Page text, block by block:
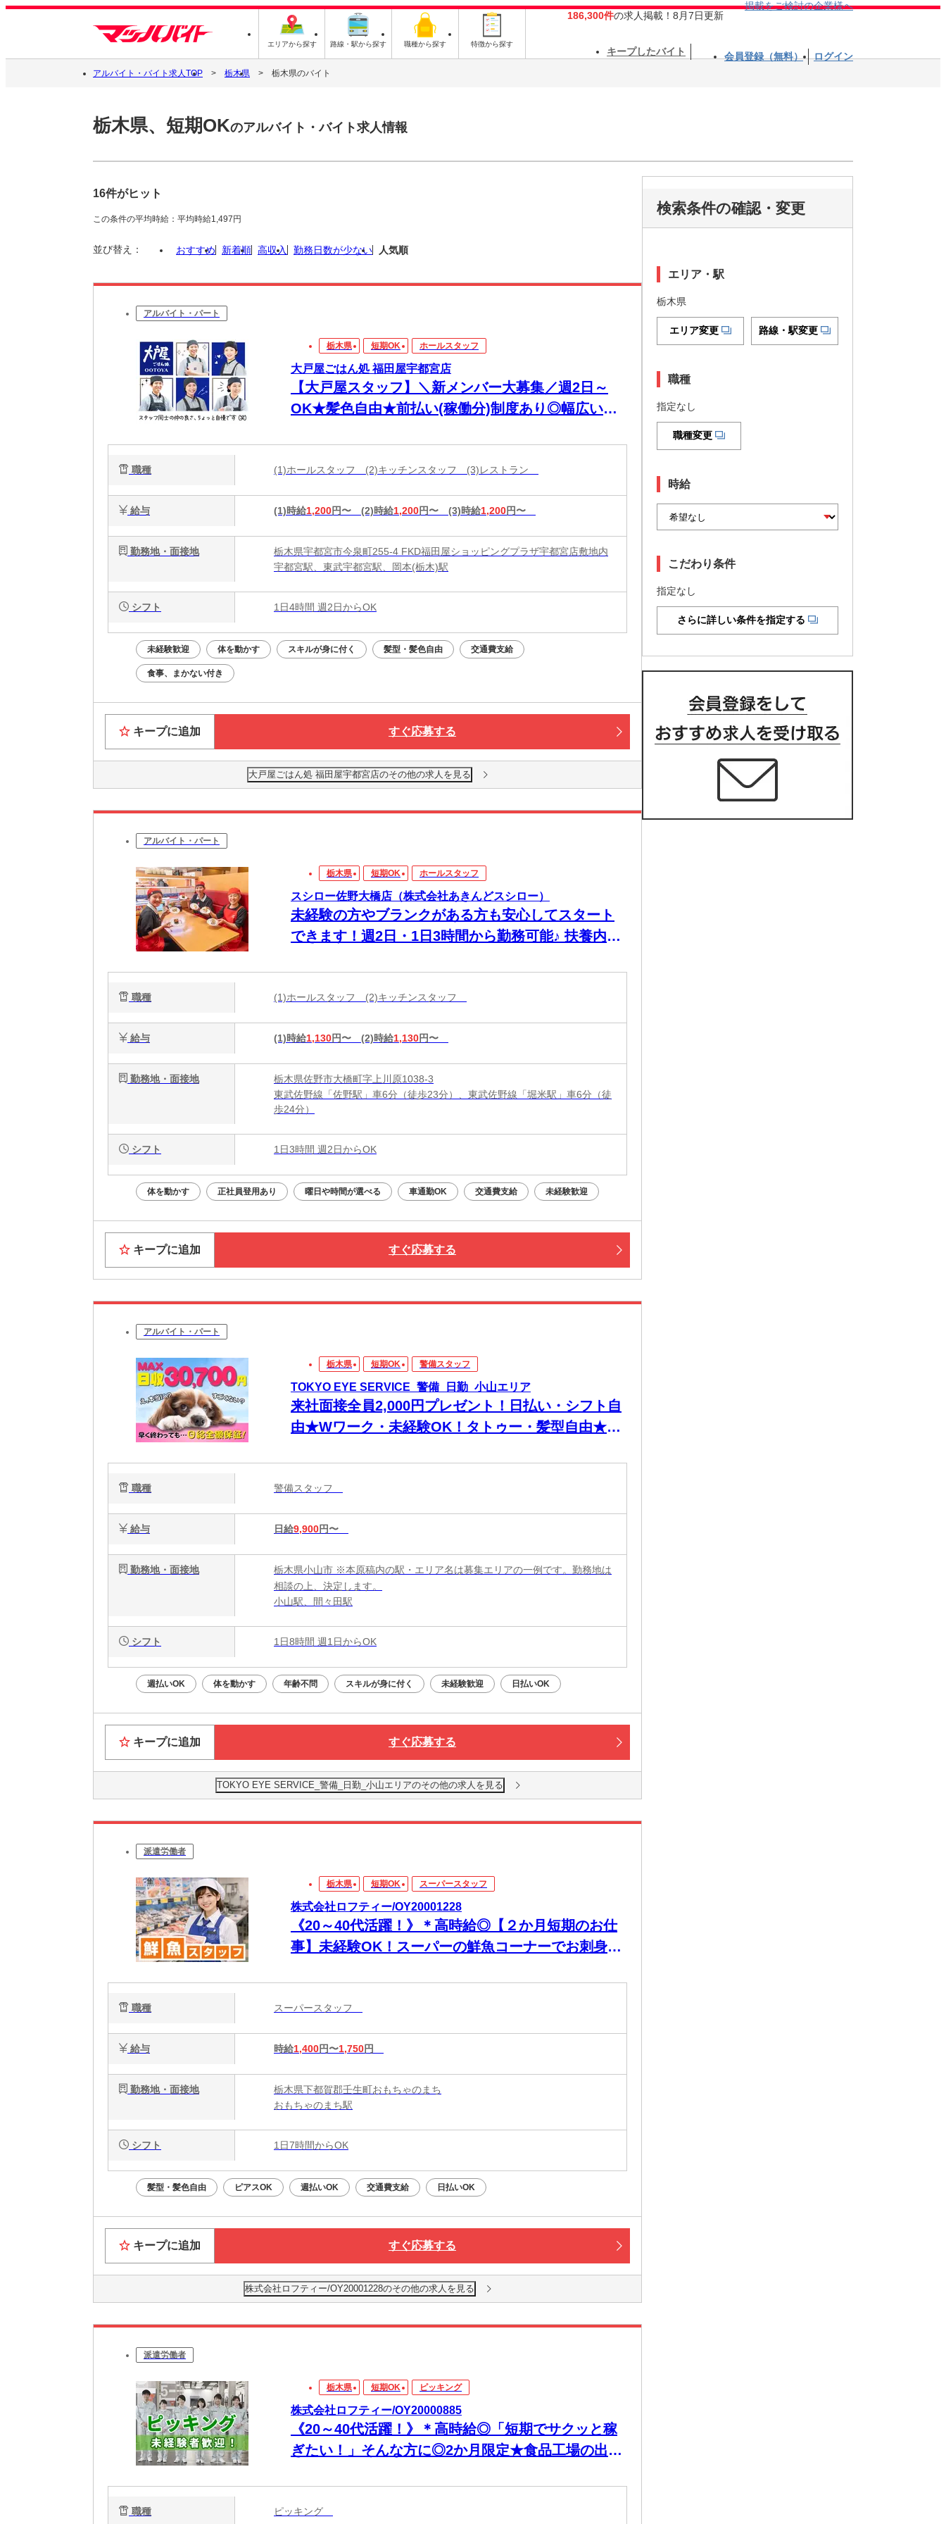
エリアから探す 路線・駅から探す 職種から探す 特徴から探す
186,300件の求人掲載！8月7日更新
掲載をご検討の企業様へ
キープしたバイト 会員登録（無料） ログイン
アルバイト・バイト求人TOP 栃木県 栃木県のバイト
栃木県、短期OKのアルバイト・バイト求人情報
16件がヒット
この条件の平均時給：平均時給1,497円
並び替え： おすすめ 新着順 高収入 勤務日数が少ない 人気順
アルバイト・パート
栃木県 短期OK ホールスタッフ
大戸屋ごはん処 福田屋宇都宮店
【大戸屋スタッフ】＼新メンバー大募集／週2日～
OK★髪色自由★前払い(稼働分)制度あり◎幅広い年
職種 (1)ホールスタッフ (2)キッチンスタッフ (3)レストラン
給与 (1)時給1,200円〜 (2)時給1,200円〜 (3)時給1,200円〜
勤務地・面接地
栃木県宇都宮市今泉町255-4 FKD福田屋ショッピングプラザ宇都宮店敷地内
宇都宮駅、東武宇都宮駅、岡本(栃木)駅
シフト 1日4時間 週2日からOK
未経験歓迎 体を動かす スキルが身に付く 髪型・髪色自由 交通費支給
食事、まかない付き
キープに追加 すぐ応募する
大戸屋ごはん処 福田屋宇都宮店のその他の求人を見る
アルバイト・パート
栃木県 短期OK ホールスタッフ
スシロー佐野大橋店（株式会社あきんどスシロー）
未経験の方やブランクがある方も安心してスタート
できます！週2日・1日3時間から勤務可能♪ 扶養内で
職種 (1)ホールスタッフ (2)キッチンスタッフ
給与 (1)時給1,130円〜 (2)時給1,130円〜
勤務地・面接地
栃木県佐野市大橋町字上川原1038-3
東武佐野線「佐野駅」車6分（徒歩23分）、東武佐野線「堀米駅」車6分（徒
歩24分）
シフト 1日3時間 週2日からOK
体を動かす 正社員登用あり 曜日や時間が選べる 車通勤OK 交通費支給 未経験歓迎
キープに追加 すぐ応募する
アルバイト・パート
栃木県 短期OK 警備スタッフ
TOKYO EYE SERVICE_警備_日勤_小山エリア
来社面接全員2,000円プレゼント！日払い・シフト自
由★Wワーク・未経験OK！タトゥー・髪型自由★現
トも！
職種 警備スタッフ
給与 日給9,900円〜
勤務地・面接地
栃木県小山市 ※本原稿内の駅・エリア名は募集エリアの一例です。勤務地は
相談の上、決定します。
小山駅、間々田駅
シフト 1日8時間 週1日からOK
週払いOK 体を動かす 年齢不問 スキルが身に付く 未経験歓迎 日払いOK
キープに追加 すぐ応募する
TOKYO EYE SERVICE_警備_日勤_小山エリアのその他の求人を見る
派遣労働者
栃木県 短期OK スーパースタッフ
株式会社ロフティー/OY20001228
《20～40代活躍！》＊高時給◎【２か月短期のお仕
事】未経験OK！スーパーの鮮魚コーナーでお刺身作
職種 スーパースタッフ
給与 時給1,400円〜1,750円
勤務地・面接地
栃木県下都賀郡壬生町おもちゃのまち
おもちゃのまち駅
シフト 1日7時間からOK
髪型・髪色自由 ピアスOK 週払いOK 交通費支給 日払いOK
キープに追加 すぐ応募する
株式会社ロフティー/OY20001228のその他の求人を見る
派遣労働者
栃木県 短期OK ピッキング
株式会社ロフティー/OY20000885
《20～40代活躍！》＊高時給◎「短期でサクッと稼
ぎたい！」そんな方に◎2か月限定★食品工場の出荷
職種 ピッキング
検索条件の確認・変更
エリア・駅
栃木県
エリア変更 路線・駅変更
職種
指定なし
職種変更
時給
こだわり条件
指定なし
さらに詳しい条件を指定する